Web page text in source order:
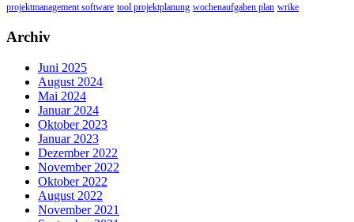
projektmanagement software tool projektplanung wochenaufgaben plan wrike
Archiv
Juni 2025
August 2024
Mai 2024
Januar 2024
Oktober 2023
Januar 2023
Dezember 2022
November 2022
Oktober 2022
August 2022
November 2021